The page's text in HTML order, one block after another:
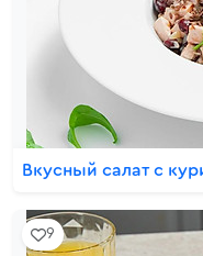
Вкусный салат с
9